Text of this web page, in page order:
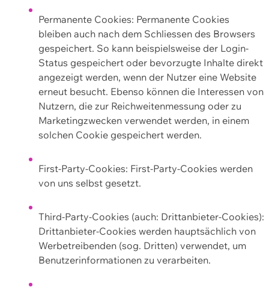
Permanente Cookies: Permanente Cookies
bleiben auch nach dem Schliessen des Browsers
gespeichert. So kann beispielsweise der Login-
Status gespeichert oder bevorzugte Inhalte direkt
angezeigt werden, wenn der Nutzer eine Website
erneut besucht. Ebenso können die Interessen von
Nutzern, die zur Reichweitenmessung oder zu
Marketingzwecken verwendet werden, in einem
solchen Cookie gespeichert werden.
First-Party-Cookies: First-Party-Cookies werden
von uns selbst gesetzt.
Third-Party-Cookies (auch: Drittanbieter-Cookies):
Drittanbieter-Cookies werden hauptsächlich von
Werbetreibenden (sog. Dritten) verwendet, um
Benutzerinformationen zu verarbeiten.